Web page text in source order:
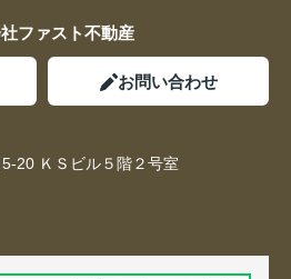
ファスト不動産
お問い合わせ
20 ＫＳビル５階２号室